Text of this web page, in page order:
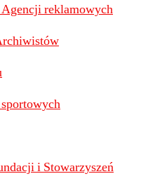
reklamowych
i Stowarzyszeń